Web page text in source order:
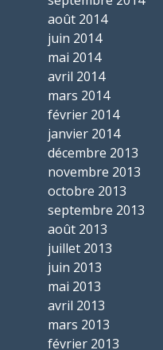
août 2014
juin 2014
mai 2014
avril 2014
mars 2014
février 2014
janvier 2014
décembre 2013
novembre 2013
octobre 2013
septembre 2013
août 2013
juillet 2013
juin 2013
mai 2013
avril 2013
mars 2013
février 2013